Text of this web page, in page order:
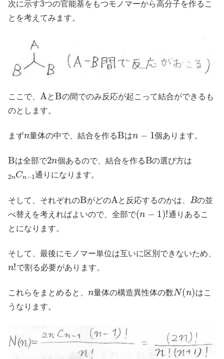
次に示す3つの官能基をもつモノマーから高分子を作るこ
とを考えてみます。
ここで、
A
と
B
の間でのみ反応が起こって結合ができるも
のとします。
まず 量体の中で、結合を作る
B
は 個あります。
B
は全部で
2
個あるので、結合を作る
B
の選び方は
nC −1
通りになります。
そして、それぞれの
B
がどの
A
と反応するのかは、
B
の並
べ替えを考えればよいので、全部で
( )!
通りあるこ
とになります。
そして、最後にモノマー単位は互いに区別できないため、
!
で割る必要があります。
これらをまとめると、 量体の構造異性体の数
N(n )
はこ
うなります。